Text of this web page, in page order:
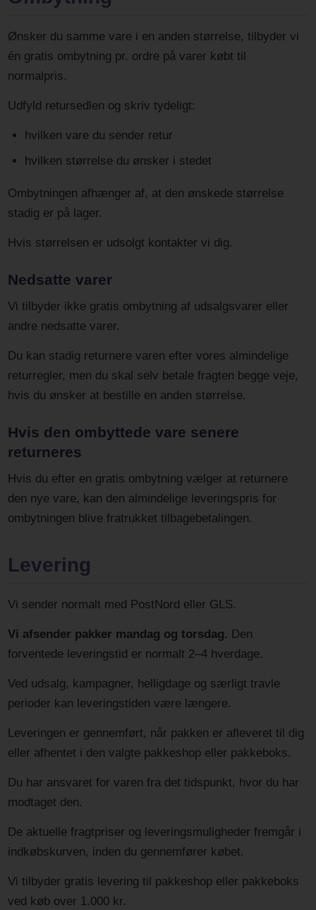
Ønsker du samme vare i en anden størrelse, tilbyder vi
én gratis ombytning pr. ordre på varer købt til
normalpris.
Udfyld retursedlen og skriv tydeligt:
hvilken vare du sender retur
hvilken størrelse du ønsker i stedet
Ombytningen afhænger af, at den ønskede størrelse
stadig er på lager.
Hvis størrelsen er udsolgt kontakter vi dig.
Nedsatte varer
Vi tilbyder ikke gratis ombytning af udsalgsvarer eller
andre nedsatte varer.
Du kan stadig returnere varen efter vores almindelige
returregler, men du skal selv betale fragten begge veje,
hvis du ønsker at bestille en anden størrelse.
Hvis den ombyttede vare senere
returneres
Hvis du efter en gratis ombytning vælger at returnere
den nye vare, kan den almindelige leveringspris for
ombytningen blive fratrukket tilbagebetalingen.
Levering
Vi sender normalt med PostNord eller GLS.
Vi afsender pakker mandag og torsdag. Den
forventede leveringstid er normalt 2–4 hverdage.
Ved udsalg, kampagner, helligdage og særligt travle
perioder kan leveringstiden være længere.
Leveringen er gennemført, når pakken er afleveret til dig
eller afhentet i den valgte pakkeshop eller pakkeboks.
Du har ansvaret for varen fra det tidspunkt, hvor du har
modtaget den.
De aktuelle fragtpriser og leveringsmuligheder fremgår i
indkøbskurven, inden du gennemfører købet.
Vi tilbyder gratis levering til pakkeshop eller pakkeboks
ved køb over 1.000 kr.